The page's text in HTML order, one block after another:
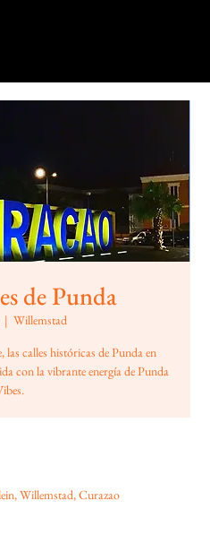
de Punda
|
Willemstad
las calles históricas de Punda en
con la vibrante energía de Punda
Willemstad, Curazao